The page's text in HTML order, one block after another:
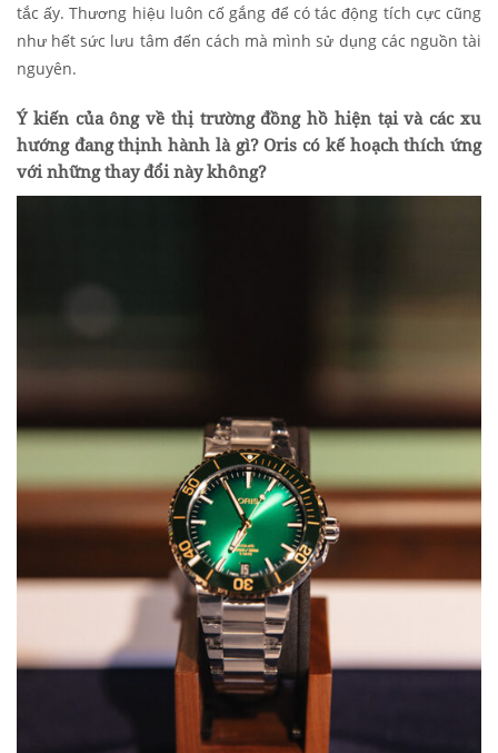
tắc ấy. Thương hiệu luôn cố gắng để có tác động tích cực cũng
như hết sức lưu tâm đến cách mà mình sử dụng các nguồn tài
nguyên.
Ý kiến của ông về thị trường đồng hồ hiện tại và các xu
hướng đang thịnh hành là gì? Oris có kế hoạch thích ứng
với những thay đổi này không?